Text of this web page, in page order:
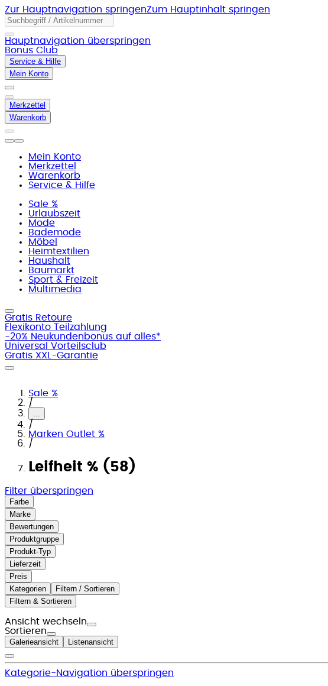
Zur Hauptnavigation springenZum Hauptinhalt springen
Hauptnavigation überspringen
Bonus Club
Service & Hilfe
Mein Konto
Merkzettel
Warenkorb
Mein Konto
Merkzettel
Warenkorb
Service & Hilfe
Sale %
Urlaubszeit
Mode
Bademode
Möbel
Heimtextilien
Haushalt
Baumarkt
Sport & Freizeit
Multimedia
Gratis Retoure
Flexikonto Teilzahlung
-20% Neukundenbonus auf alles*
Universal Vorteilsclub
Gratis XXL-Garantie
Sale %
/
...
/
Marken Outlet %
/
Leifheit % (58)
Filter überspringen
Farbe
Marke
Bewertungen
Produktgruppe
Produkt-Typ
Lieferzeit
Preis
Kategorien
Filtern / Sortieren
Filtern & Sortieren
Ansicht wechseln
Sortieren
Galerieansicht Listenansicht
Kategorie-Navigation überspringen